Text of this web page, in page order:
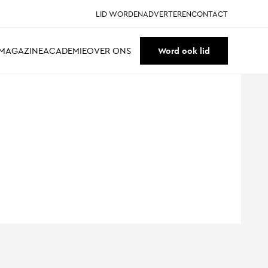
LID WORDENADVERTERENCONTACT
ACADEMIEOVER ONS Word ook lid